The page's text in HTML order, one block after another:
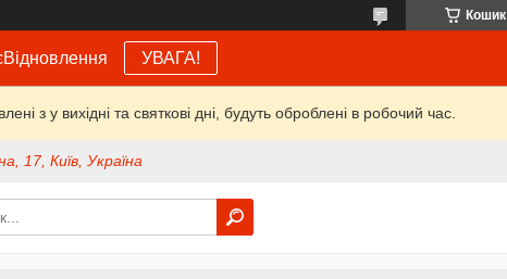
Кошик
УВАГА!
з у вихідні та святкові дні, будуть оброблені в робочий час.
17, Київ, Україна